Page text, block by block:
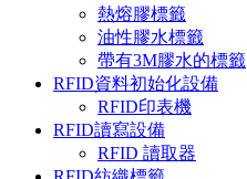
熱熔膠標籤
油性膠水標籤
帶有3M膠水的標籤
RFID資料初始化設備
RFID印表機
RFID讀寫設備
RFID 讀取器